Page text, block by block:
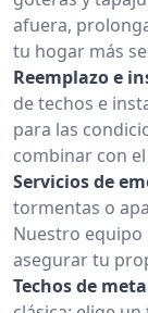
afuera,
tu hogar más
Reemplazo e
de techos e
para las
combinar con
Servicios de
tormentas o
Nuestro
asegurar tu
Techos de